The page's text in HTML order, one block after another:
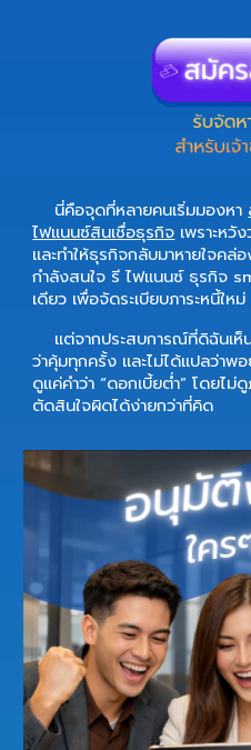
นี่คือจุดที่หลายคนเริ่มมองหา
ไฟแนนซ์สินเชื่อธุรกิจ เพราะหวั
และทำให้ธุรกิจกลับมาหายใจคล่
กำลังสนใจ รี ไฟแนนซ์ ธุรกิจ
เดียว เพื่อจัดระเบียบภาระหนี้ใหม่
แต่จากประสบการณ์ที่ดิฉันเ
ว่าคุ้มทุกครั้ง และไม่ได้แปลว่าพ
ดูแค่คำว่า “ดอกเบี้ยต่ำ” โดย
ตัดสินใจผิดได้ง่ายกว่าที่คิด